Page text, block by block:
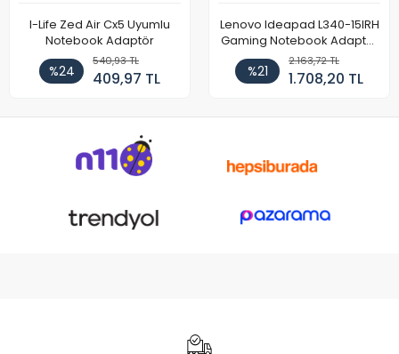
I-Life Zed Air Cx5 Uyumlu
Notebook Adaptör
%24
540,93 TL
409,97 TL
Lenovo Ideapad L340-15IRH
Gaming Notebook Adaptör
Cihazı Şarj Aleti (150W)
%21
2.163,72 TL
1.708,20 TL